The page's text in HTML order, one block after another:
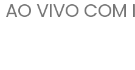
AO VIVO COM